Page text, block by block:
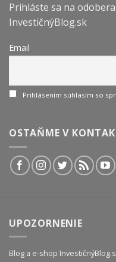
Prihláste sa na
InvestičnýBlog.sk
Email
Prihlásením súhlasím so
OSTAŇME V
UPOZORNENIE
Blog a e-shop